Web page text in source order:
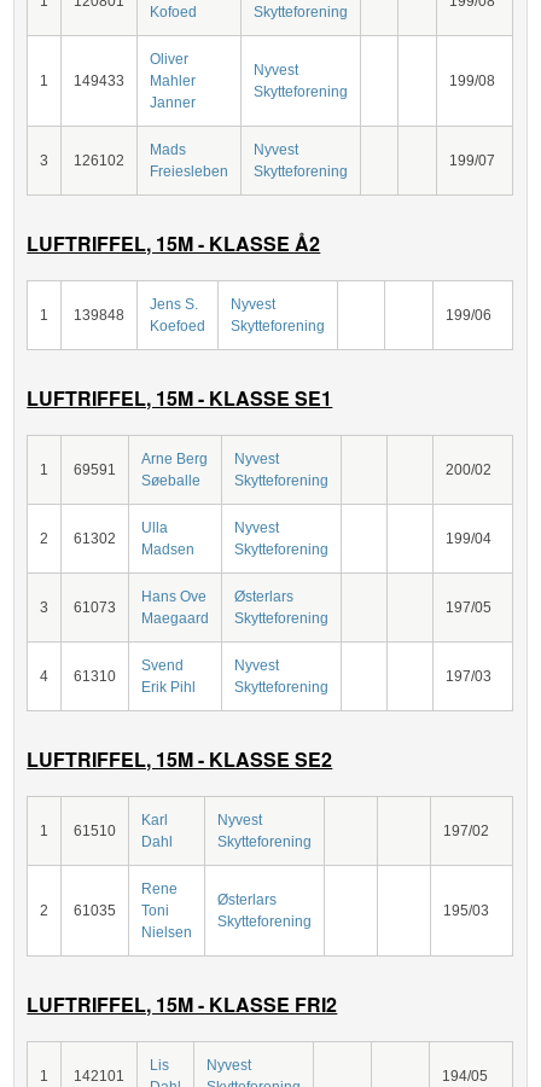
Kofoed
Skytteforening
1 149433
Oliver
Mahler
Janner
Nyvest
Skytteforening
199/08
3 126102
Mads
Freiesleben
Nyvest
Skytteforening
199/07
LUFTRIFFEL, 15M - KLASSE Å2
1 139848
Jens S.
Koefoed
Nyvest
Skytteforening
199/06
LUFTRIFFEL, 15M - KLASSE SE1
1 69591
Arne Berg
Søeballe
Nyvest
Skytteforening
200/02
2 61302
Ulla
Madsen
Nyvest
Skytteforening
199/04
3 61073
Hans Ove
Maegaard
Østerlars
Skytteforening
197/05
4 61310
Svend
Erik Pihl
Nyvest
Skytteforening
197/03
LUFTRIFFEL, 15M - KLASSE SE2
1 61510
Karl
Dahl
Nyvest
Skytteforening
197/02
2 61035
Rene
Toni
Nielsen
Østerlars
Skytteforening
195/03
LUFTRIFFEL, 15M - KLASSE FRI2
1 142101
Lis
Nyvest
194/05